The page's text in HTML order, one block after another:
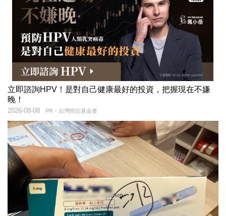
立即諮詢HPV！是對自己健康最好的投資，把握現在不嫌
晚！
PR・台灣癌症基金會
2026-08-08